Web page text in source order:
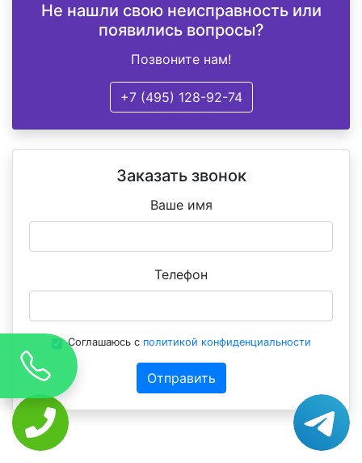
Не нашли свою неисправность или
появились вопросы?
Позвоните нам!
+7 (495) 128-92-74
Заказать звонок
Ваше имя
Телефон
Соглашаюсь с политикой конфиденциальности
Отправить